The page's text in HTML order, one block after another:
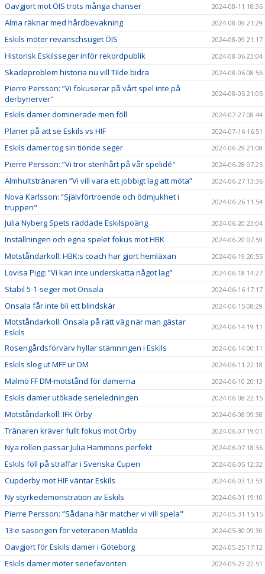
Oavgjort mot ÖIS trots många chanser 2024-08-11 18:36
Alma räknar med hårdbevakning 2024-08-09 21:29
Eskils möter revanschsuget ÖIS 2024-08-09 21:17
Historisk Eskilsseger inför rekordpublik 2024-08-06 23:04
Skadeproblem historia nu vill Tilde bidra 2024-08-06 08:56
Pierre Persson: ”Vi fokuserar på vårt spel inte på
derbynerver"
2024-08-05 21:05
Eskils damer dominerade men föll 2024-07-27 08:44
Planer på att se Eskils vs HIF 2024-07-16 16:51
Eskils damer tog sin tionde seger 2024-06-29 21:08
Pierre Persson: ”Vi tror stenhårt på vår spelidé" 2024-06-28 07:25
Älmhultstränaren ”Vi vill vara ett jobbigt lag att möta” 2024-06-27 13:36
Nova Karlsson: ”Självförtroende och ödmjukhet i
truppen"
2024-06-26 11:54
Julia Nyberg Spets räddade Eskilspoäng 2024-06-20 23:04
Inställningen och egna spelet fokus mot HBK 2024-06-20 07:59
Motståndarkoll: HBK:s coach har gjort hemläxan 2024-06-19 20:55
Lovisa Pigg: ”Vi kan inte underskatta något lag" 2024-06-18 14:27
Stabil 5-1-seger mot Onsala 2024-06-16 17:17
Onsala får inte bli ett blindskär 2024-06-15 08:29
Motståndarkoll: Onsala på rätt väg när man gästar
Eskils
2024-06-14 19:11
Rosengårdsförvärv hyllar stämningen i Eskils 2024-06-14 00:11
Eskils slog ut MFF ur DM 2024-06-11 22:18
Malmö FF DM-motstånd för damerna 2024-06-10 20:13
Eskils damer utökade serieledningen 2024-06-08 22:15
Motståndarkoll: IFK Örby 2024-06-08 09:38
Tränaren kräver fullt fokus mot Örby 2024-06-07 19:01
Nya rollen passar Julia Hammons perfekt 2024-06-07 18:36
Eskils föll på straffar i Svenska Cupen 2024-06-05 12:32
Cupderby mot HIF väntar Eskils 2024-06-03 13:53
Ny styrkedemonstration av Eskils 2024-06-01 19:10
Pierre Persson: ”Sådana här matcher vi vill spela" 2024-05-31 15:15
13:e säsongen för veteranen Matilda 2024-05-30 09:30
Oavgjort för Eskils damer i Göteborg 2024-05-25 17:12
Eskils damer möter seriefavoriten 2024-05-23 22:51